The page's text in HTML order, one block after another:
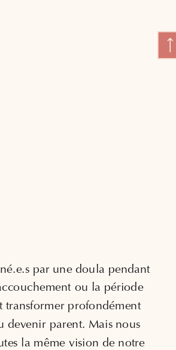
par une doula pendant
ou la période
transformer profondément
devenir parent. Mais nous
la même vision de notre